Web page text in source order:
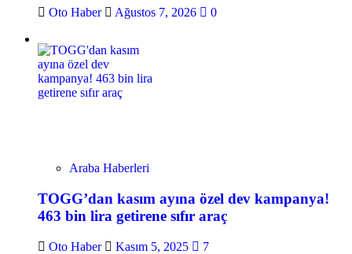
Oto Haber Ağustos 7, 2026 0
Araba Haberleri
TOGG’dan kasım ayına özel dev kampanya!
463 bin lira getirene sıfır araç
Oto Haber Kasım 5, 2025 7